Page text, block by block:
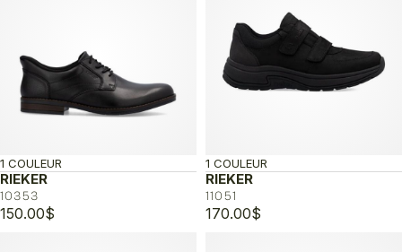
RIEKER
10353
1 COULEUR
150.00$
RIEKER
11051
1 COULEUR
170.00$